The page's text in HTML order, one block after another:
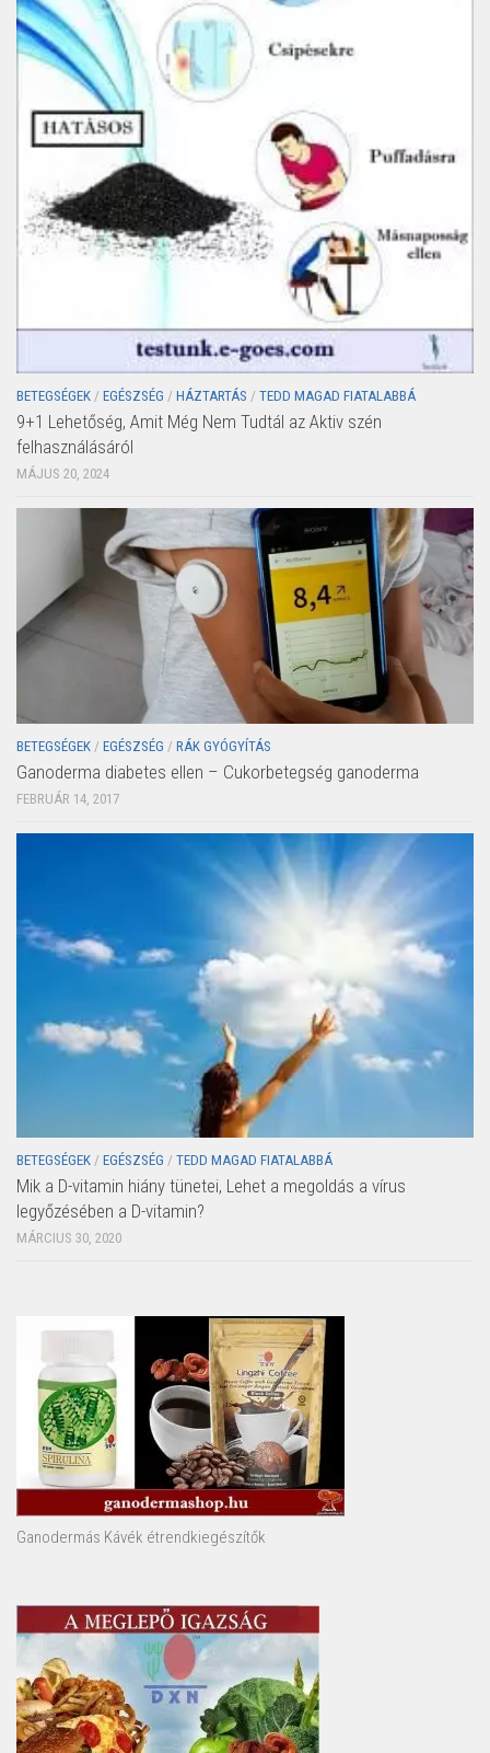
BETEGSÉGEK / EGÉSZSÉG / HÁZTARTÁS / TEDD MAGAD FIATALABBÁ
9+1 Lehetőség, Amit Még Nem Tudtál az Aktiv szén
felhasználásáról
MÁJUS 20, 2024
BETEGSÉGEK / EGÉSZSÉG / RÁK GYÓGYÍTÁS
Ganoderma diabetes ellen – Cukorbetegség ganoderma
FEBRUÁR 14, 2017
BETEGSÉGEK / EGÉSZSÉG / TEDD MAGAD FIATALABBÁ
Mik a D-vitamin hiány tünetei, Lehet a megoldás a vírus
legyőzésében a D-vitamin?
MÁRCIUS 30, 2020
Ganodermás Kávék étrendkiegészítők